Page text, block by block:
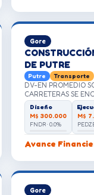
Gore
DE PUTRE
Putre Transporte
DV-EN PROMEDIO
CARRETERAS SE
COMUNAS
QUE PRESENTA LA
Diseño
M$ 300.000
FNDR · 0.0%
M$
Avance
Gore